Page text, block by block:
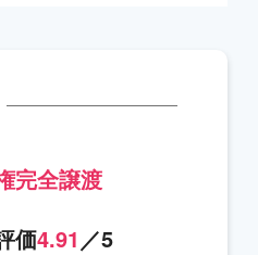
完全譲渡
価4.91 ／5